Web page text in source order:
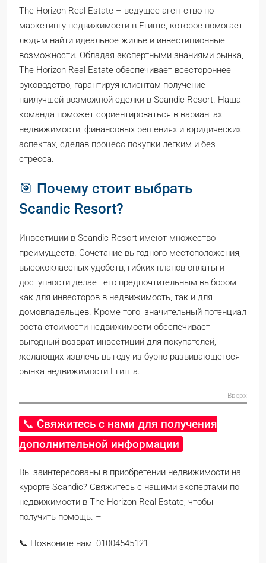
The Horizon Real Estate – ведущее агентство по
маркетингу недвижимости в Египте, которое помогает
людям найти идеальное жилье и инвестиционные
возможности. Обладая экспертными знаниями рынка,
The Horizon Real Estate обеспечивает всестороннее
руководство, гарантируя клиентам получение
наилучшей возможной сделки в Scandic Resort. Наша
команда поможет сориентироваться в вариантах
недвижимости, финансовых решениях и юридических
аспектах, сделав процесс покупки легким и без
стресса.
🎯 Почему стоит выбрать
Scandic Resort?
Инвестиции в Scandic Resort имеют множество
преимуществ. Сочетание выгодного местоположения,
высококлассных удобств, гибких планов оплаты и
доступности делает его предпочтительным выбором
как для инвесторов в недвижимость, так и для
домовладельцев. Кроме того, значительный потенциал
роста стоимости недвижимости обеспечивает
выгодный возврат инвестиций для покупателей,
желающих извлечь выгоду из бурно развивающегося
рынка недвижимости Египта.
Вверх
📞 Свяжитесь с нами для получения
дополнительной информации
Вы заинтересованы в приобретении недвижимости на
курорте Scandic? Свяжитесь с нашими экспертами по
недвижимости в The Horizon Real Estate, чтобы
получить помощь. –
📞 Позвоните нам: 01004545121